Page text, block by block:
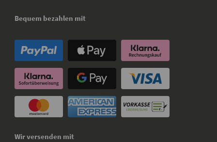
Bequem bezahlen mit
Wir versenden mit